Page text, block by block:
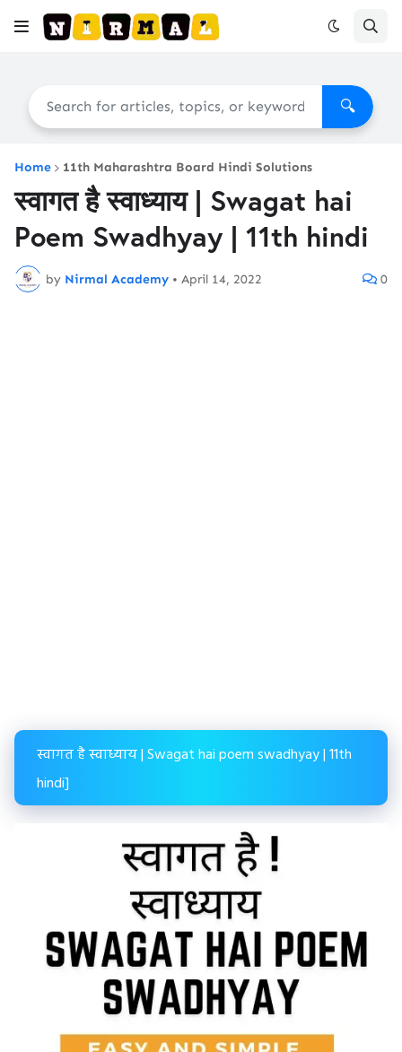
🔍
Home 11th Maharashtra Board Hindi Solutions
स्वागत है स्वाध्याय | Swagat hai
Poem Swadhyay | 11th hindi
by Nirmal Academy • April 14, 2022 0
स्वागत है स्वाध्याय | Swagat hai poem swadhyay | 11th
hindi]